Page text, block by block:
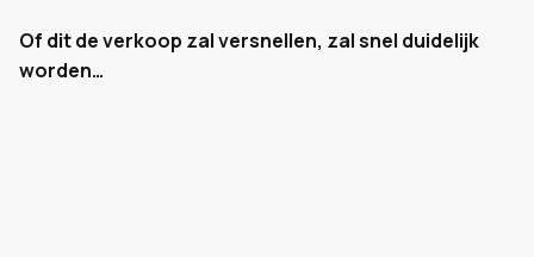
Of dit de verkoop zal versnellen, zal snel duidelijk
worden…